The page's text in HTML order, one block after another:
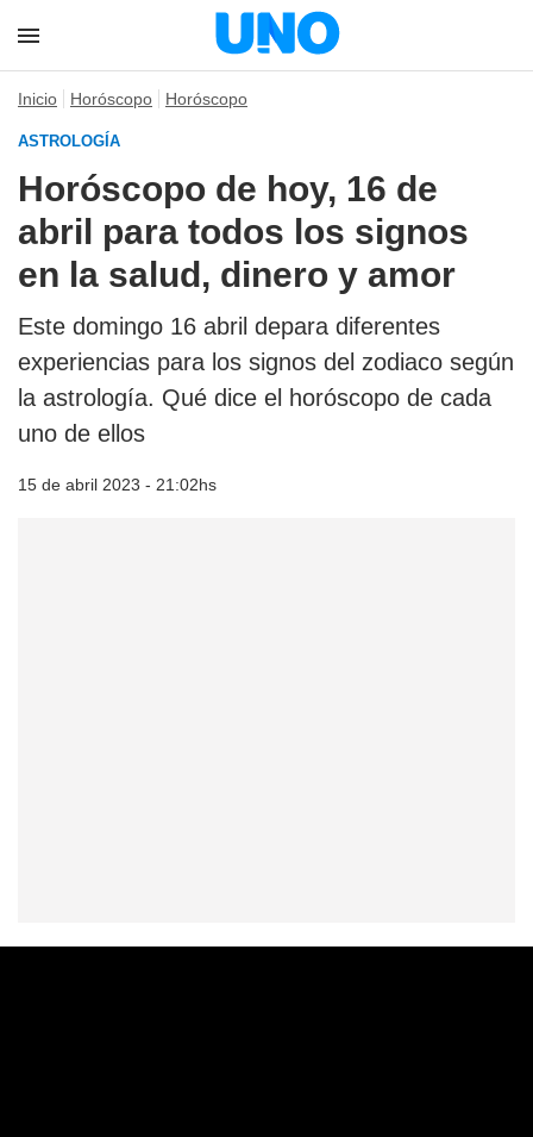
Inicio Horóscopo Horóscopo
ASTROLOGÍA
Horóscopo de hoy, 16 de
abril para todos los signos
en la salud, dinero y amor
Este domingo 16 abril depara diferentes
experiencias para los signos del zodiaco según
la astrología. Qué dice el horóscopo de cada
uno de ellos
15 de abril 2023 - 21:02hs